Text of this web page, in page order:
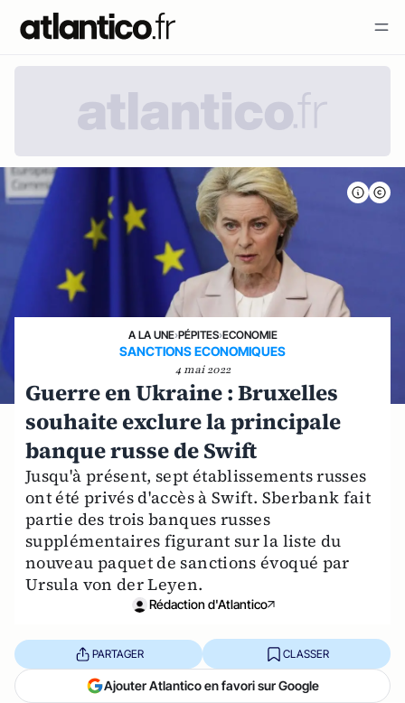
A LA UNE›PÉPITES›ECONOMIE
SANCTIONS ECONOMIQUES
4 mai 2022
Guerre en Ukraine : Bruxelles
souhaite exclure la principale
banque russe de Swift
Jusqu'à présent, sept établissements russes
ont été privés d'accès à Swift. Sberbank fait
partie des trois banques russes
supplémentaires figurant sur la liste du
nouveau paquet de sanctions évoqué par
Ursula von der Leyen.
Rédaction d'Atlantico
PARTAGER CLASSER
Ajouter Atlantico en favori sur Google